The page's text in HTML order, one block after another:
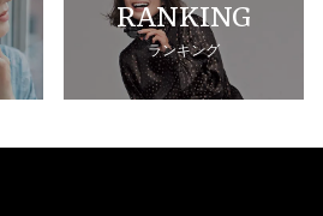
RANKING
ランキング